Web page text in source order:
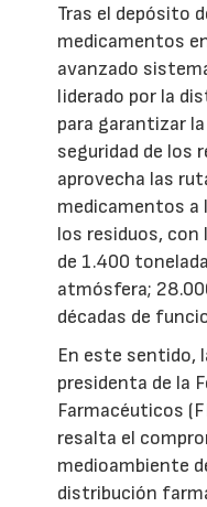
Tras el depósito
medicamentos
avanzado
liderado por la
para garantizar
seguridad de los
aprovecha las
medicamentos a
los residuos, con
de 1.400
atmósfera;
décadas de
En este sentido,
presidenta de la
Farmacéuticos
resalta el
medioambiente
distribución